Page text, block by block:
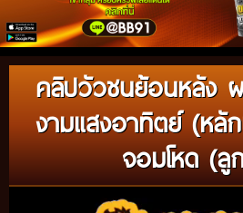
คลิปวัวชนย้อนหลัง
งามแสงอาทิตย์ (หลั
จอมโหด (ลู